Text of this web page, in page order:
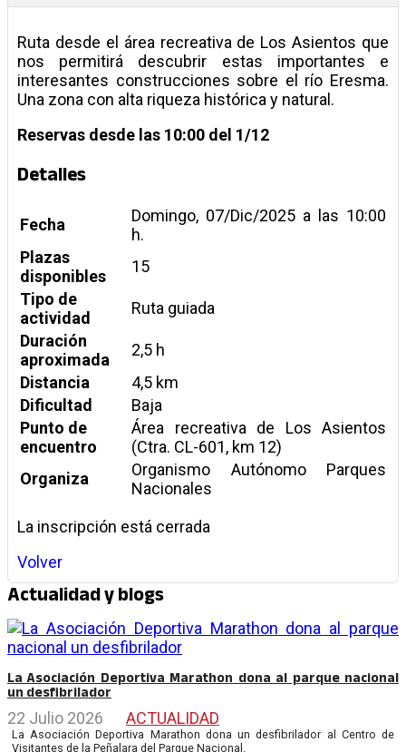
Ruta desde el área recreativa de Los Asientos que
nos permitirá descubrir estas importantes e
interesantes construcciones sobre el río Eresma.
Una zona con alta riqueza histórica y natural.
Reservas desde las 10:00 del 1/12
Detalles
Fecha
Domingo, 07/Dic/2025 a las 10:00
h.
Plazas
disponibles
15
Tipo de
actividad
Ruta guiada
Duración
aproximada
2,5 h
Distancia
4,5 km
Dificultad
Baja
Punto de
encuentro
Área recreativa de Los Asientos
(Ctra. CL-601, km 12)
Organiza
Organismo Autónomo Parques
Nacionales
La inscripción está cerrada
Volver
Actualidad y blogs
La Asociación Deportiva Marathon dona al parque nacional
un desfibrilador
22 Julio 2026 ACTUALIDAD
La Asociación Deportiva Marathon dona un desfibrilador al Centro de
Visitantes de la Peñalara del Parque Nacional.